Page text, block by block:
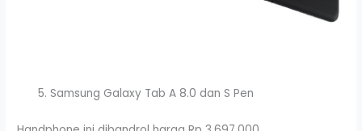
Samsung Galaxy Tab A 8.0 dan S Pen